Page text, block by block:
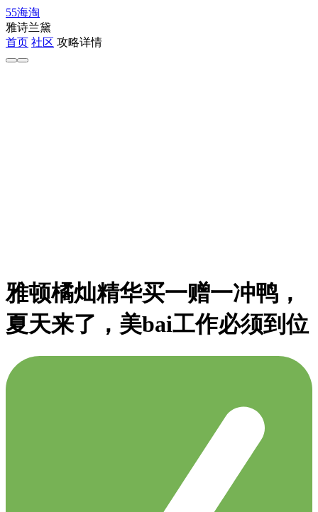
55海淘
雅诗兰黛
首页 社区 攻略详情
雅顿橘灿精华买一赠一冲鸭，
夏天来了，美bai工作必须到位